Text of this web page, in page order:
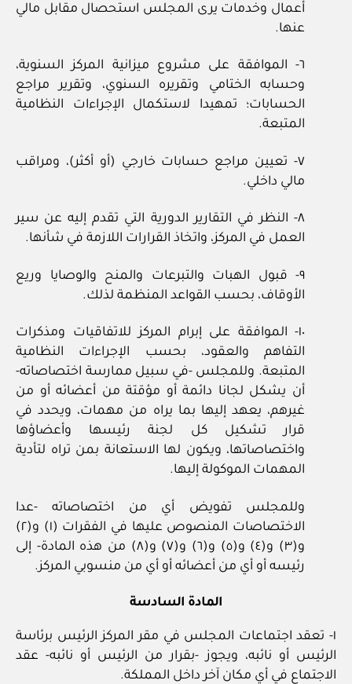
أعمال وخدمات يرى المجلس استحصال مقابل مالي
عنها.
٦‏- الموافقة على مشروع ميزانية المركز السنوية،
وحسابه الختامي وتقريره السنوي، وتقرير مراجع
الحسابات؛ تمهيدا لاستكمال الإجراءات النظامية
المتبعة.
٧‏- تعيين مراجع حسابات خارجي (أو أكثر)، ومراقب
مالي داخلي.
٨‏- النظر في التقارير الدورية التي تقدم إليه عن سير
العمل في المركز، واتخاذ القرارات اللازمة في شأنها.
٩‏- قبول الهبات والتبرعات والمنح والوصايا وريع
الأوقاف، بحسب القواعد المنظمة لذلك.
١٠‏- الموافقة على إبرام المركز للاتفاقيات ومذكرات
التفاهم والعقود، بحسب الإجراءات النظامية
المتبعة. وللمجلس ‏-في سبيل ممارسة اختصاصاته-
أن يشكل لجانا دائمة أو مؤقتة من أعضائه أو من
غيرهم، يعهد إليها بما يراه من مهمات، ويحدد في
قرار تشكيل كل لجنة رئيسها وأعضاؤها
واختصاصاتها، ويكون لها الاستعانة بمن تراه لتأدية
المهمات الموكولة إليها.
وللمجلس تفويض أي من اختصاصاته -عدا
الاختصاصات المنصوص عليها في الفقرات (١) و(٢)
و(٣) و(٤) و(٥) و(٦) و(٧) و(٨) من هذه المادة- إلى
رئيسه أو أي من أعضائه أو أي من منسوبي المركز.
المادة السادسة
١‏- تعقد اجتماعات المجلس في مقر المركز الرئيس برئاسة
الرئيس أو نائبه، ويجوز ‏-بقرار من الرئيس أو نائبه- عقد
الاجتماع في أي مكان آخر داخل المملكة.